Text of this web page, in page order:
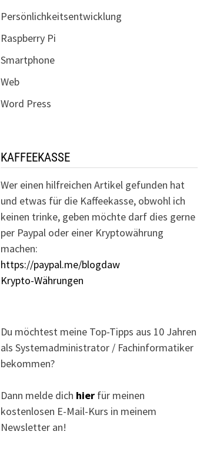
Persönlichkeitsentwicklung
Raspberry Pi
Smartphone
Web
Word Press
KAFFEEKASSE
Wer einen hilfreichen Artikel gefunden hat
und etwas für die Kaffeekasse, obwohl ich
keinen trinke, geben möchte darf dies gerne
per Paypal oder einer Kryptowährung
machen:
https://paypal.me/blogdaw
Krypto-Währungen
Du möchtest meine Top-Tipps aus 10 Jahren
als Systemadministrator / Fachinformatiker
bekommen?
Dann melde dich hierfür meinen
kostenlosen E-Mail-Kurs in meinem
Newsletter an!